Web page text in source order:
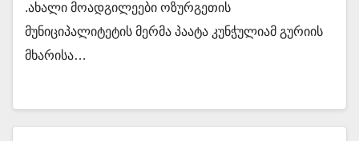
.ახალი მოადგილეები ოზურგეთის
მუნიციპალიტეტის მერმა პაატა კუნჭულიამ გურიის
მხარისა…